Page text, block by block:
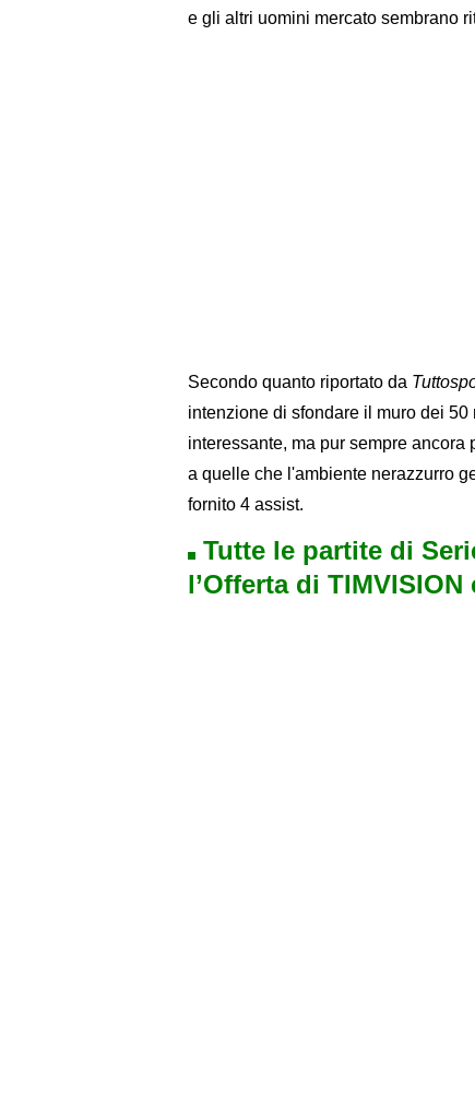
e gli altri uomini mercato sembrano
Secondo quanto riportato da
intenzione di sfondare il muro dei
interessante, ma pur sempre
a quelle che l'ambiente nerazzurro
fornito 4 assist.
Tutte le partite di
l’Offerta di TIMVISION